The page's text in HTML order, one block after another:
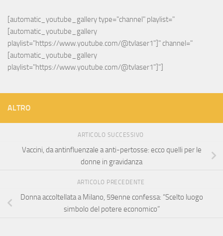
[automatic_youtube_gallery type="channel" playlist="
[automatic_youtube_gallery
playlist="https://www.youtube.com/@tvlaser1"]" channel="
[automatic_youtube_gallery
playlist="https://www.youtube.com/@tvlaser1"]"]
ALTRO
ARTICOLO SUCCESSIVO
Vaccini, da antinfluenzale a anti-pertosse: ecco quelli per le
donne in gravidanza
ARTICOLO PRECEDENTE
Donna accoltellata a Milano, 59enne confessa: “Scelto luogo
simbolo del potere economico”